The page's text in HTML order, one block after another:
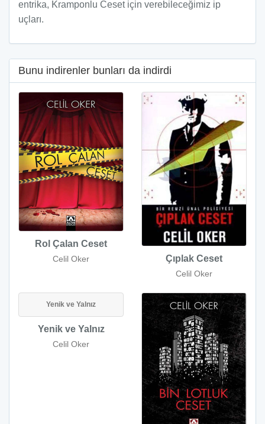
entrika, Kramponlu Ceset için verebileceğimiz ip
uçları.
Bunu indirenler bunları da indirdi
Rol Çalan Ceset
Celil Oker Çıplak Ceset
Celil Oker
Yenik ve Yalnız
Yenik ve Yalnız
Celil Oker